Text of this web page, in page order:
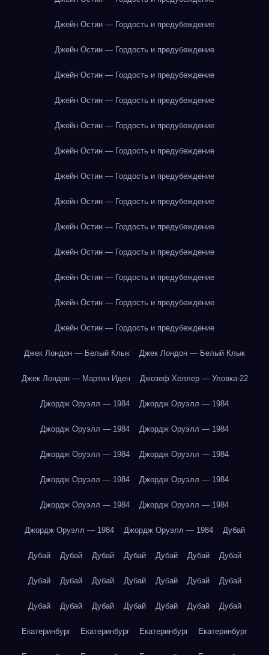
Джейн Остин — Гордость и предубеждение
Джейн Остин — Гордость и предубеждение
Джейн Остин — Гордость и предубеждение
Джейн Остин — Гордость и предубеждение
Джейн Остин — Гордость и предубеждение
Джейн Остин — Гордость и предубеждение
Джейн Остин — Гордость и предубеждение
Джейн Остин — Гордость и предубеждение
Джейн Остин — Гордость и предубеждение
Джейн Остин — Гордость и предубеждение
Джейн Остин — Гордость и предубеждение
Джейн Остин — Гордость и предубеждение
Джейн Остин — Гордость и предубеждение
Джек Лондон — Белый Клык Джек Лондон — Белый Клык
Джек Лондон — Мартин Иден Джозеф Хеллер — Уловка-22
Джордж Оруэлл — 1984 Джордж Оруэлл — 1984
Джордж Оруэлл — 1984 Джордж Оруэлл — 1984
Джордж Оруэлл — 1984 Джордж Оруэлл — 1984
Джордж Оруэлл — 1984 Джордж Оруэлл — 1984
Джордж Оруэлл — 1984 Джордж Оруэлл — 1984
Джордж Оруэлл — 1984 Джордж Оруэлл — 1984 Дубай
Дубай Дубай Дубай Дубай Дубай Дубай Дубай
Дубай Дубай Дубай Дубай Дубай Дубай Дубай
Дубай Дубай Дубай Дубай Дубай Дубай Дубай
Екатеринбург Екатеринбург Екатеринбург Екатеринбург